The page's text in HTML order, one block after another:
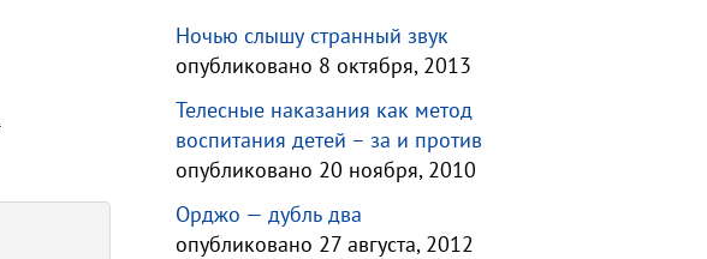
Ночью слышу странный звук
опубликовано 8 октября, 2013
Телесные наказания как метод
воспитания детей – за и против
опубликовано 20 ноября, 2010
Орджо — дубль два
опубликовано 27 августа, 2012